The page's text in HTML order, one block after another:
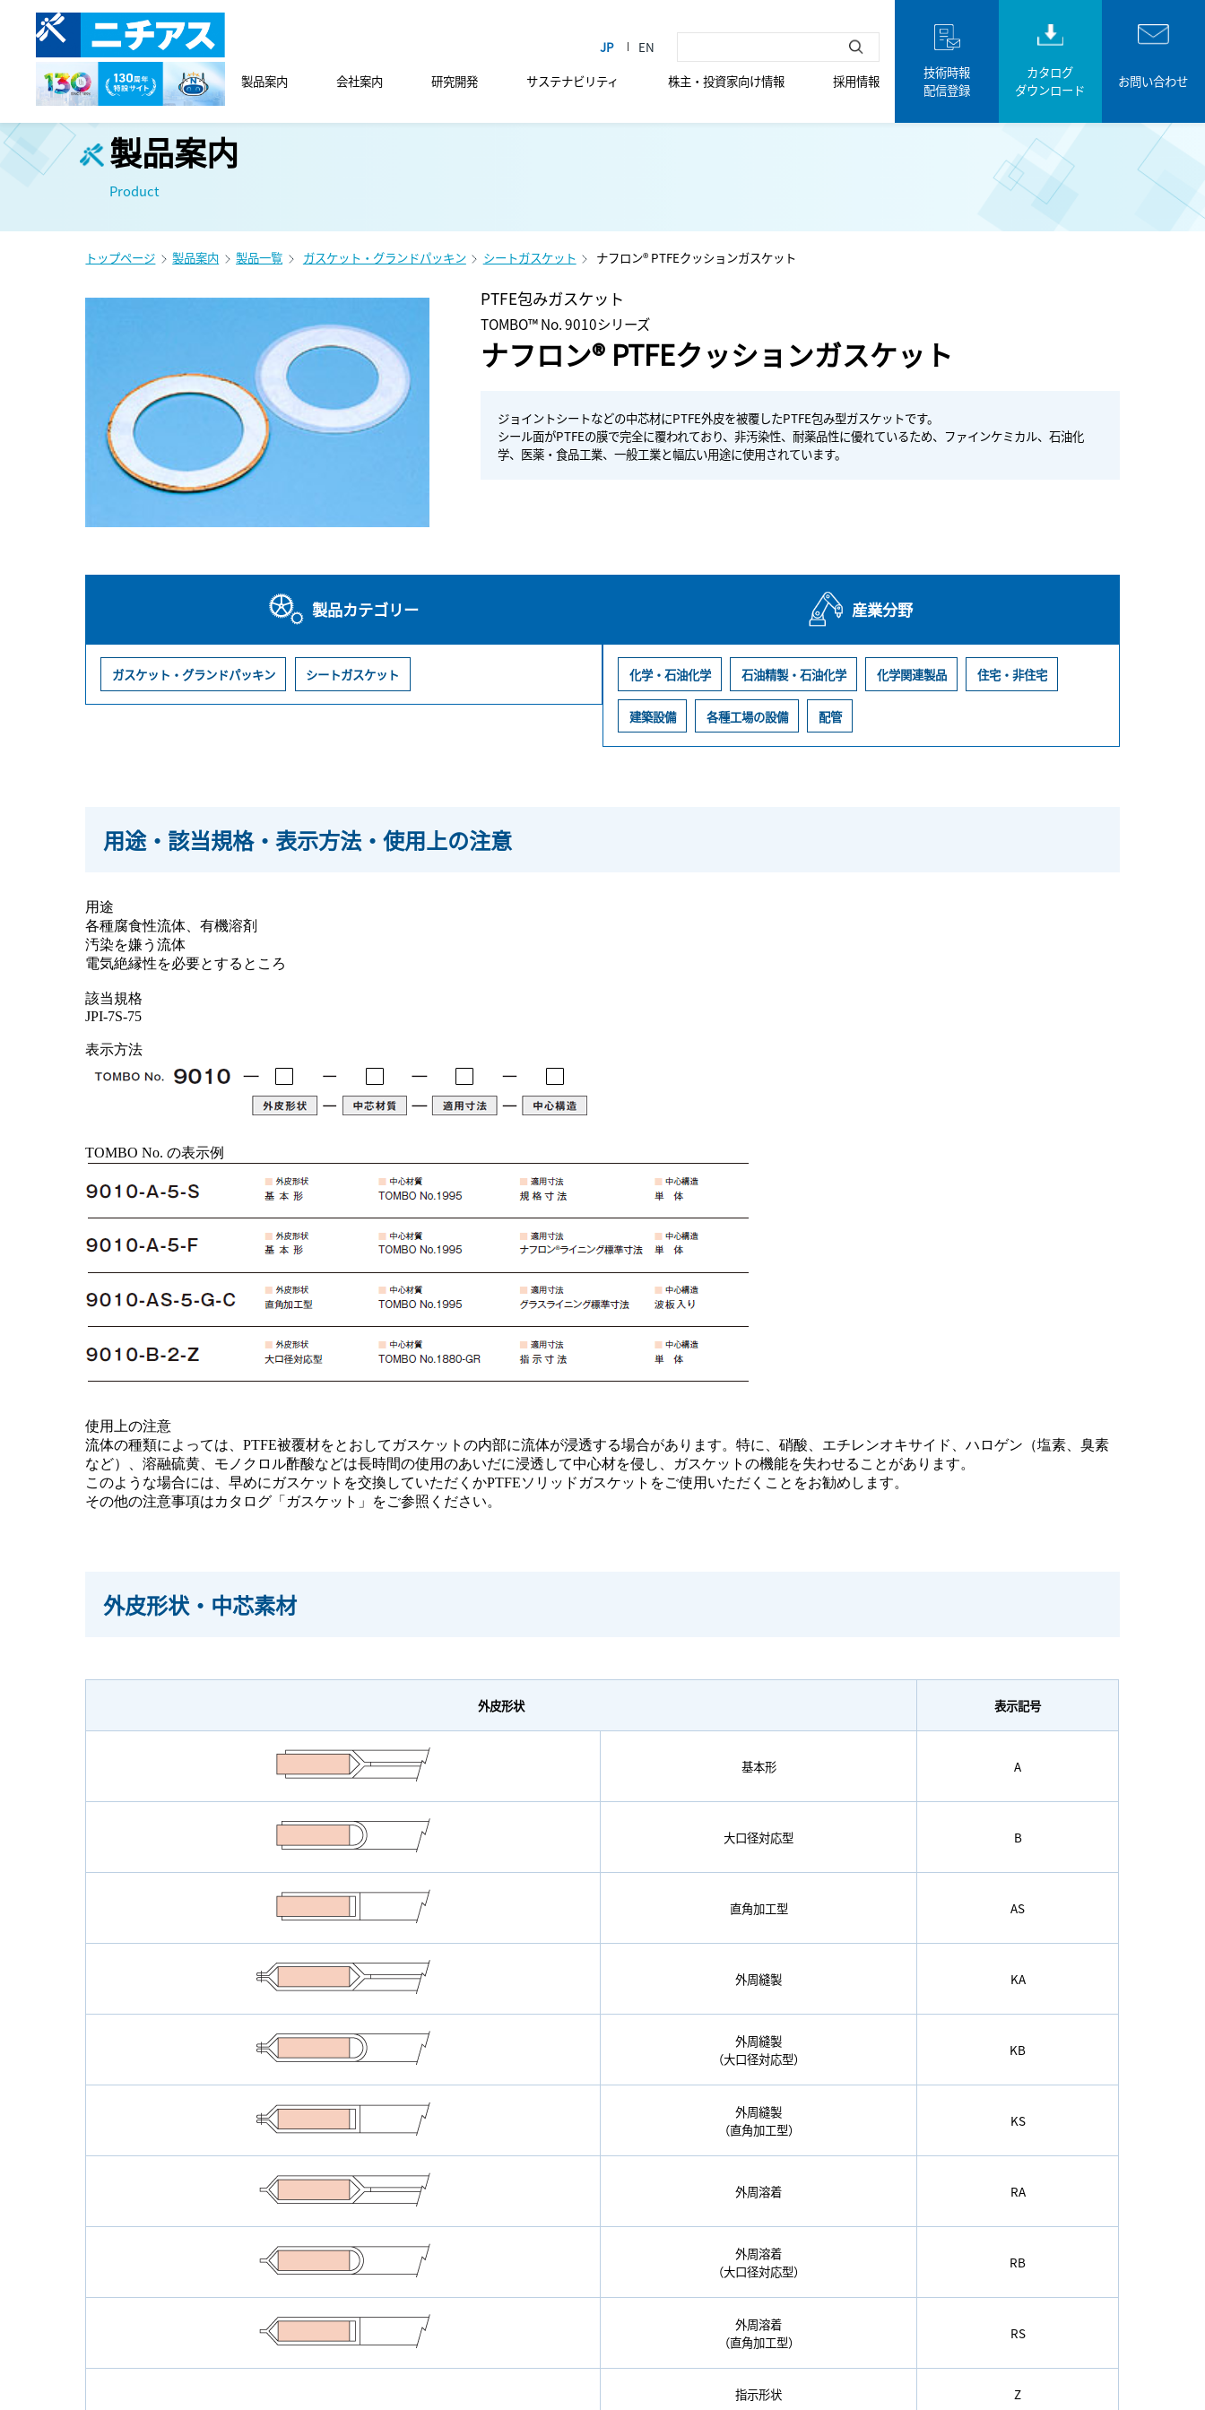
製品案内 会社案内 研究開発 サステナビリティ 株主・投資家向け情報 採用情報
技術時報
配信登録
カタログ
ダウンロード
お問い合わせ
製品案内
Product
トップページ 製品案内 製品一覧 ガスケット・グランドパッキン シートガスケット ナフロン® PTFEクッションガスケット
PTFE包みガスケット
TOMBO™ No. 9010シリーズ
ナフロン® PTFEクッションガスケット
ジョイントシートなどの中芯材にPTFE外皮を被覆したPTFE包み型ガスケットです。
シール面がPTFEの膜で完全に覆われており、非汚染性、耐薬品性に優れているため、ファインケミカル、石油化
学、医薬・食品工業、一般工業と幅広い用途に使用されています。
製品カテゴリー
ガスケット・グランドパッキン シートガスケット
産業分野
化学・石油化学 石油精製・石油化学 化学関連製品 住宅・非住宅
建築設備 各種工場の設備 配管
用途・該当規格・表示方法・使用上の注意
用途
各種腐食性流体、有機溶剤
汚染を嫌う流体
電気絶縁性を必要とするところ
該当規格
JPI-7S-75
表示方法
TOMBO No. の表示例
使用上の注意
流体の種類によっては、PTFE被覆材をとおしてガスケットの内部に流体が浸透する場合があります。特に、硝酸、エチレンオキサイド、ハロゲン（塩素、臭素
など）、溶融硫黄、モノクロル酢酸などは長時間の使用のあいだに浸透して中心材を侵し、ガスケットの機能を失わせることがあります。
このような場合には、早めにガスケットを交換していただくかPTFEソリッドガスケットをご使用いただくことをお勧めします。
その他の注意事項はカタログ「ガスケット」をご参照ください。
外皮形状・中芯素材
外皮形状 表示記号
基本形 A
大口径対応型 B
直角加工型 AS
外周縫製 KA
外周縫製
（大口径対応型）
KB
外周縫製
（直角加工型）
KS
外周溶着 RA
外周溶着
（大口径対応型）
RB
外周溶着
（直角加工型）
RS
指示形状 Z